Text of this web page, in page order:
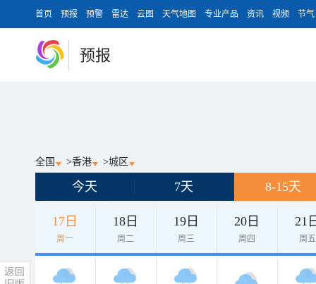
首页 预报 预警 雷达 云图 天气地图 专业产品 资讯 视频 节气
预报
全国 >香港 >城区
今天 7天 8-15天
17日
周一
18日
周二
19日
周三
20日
周四
21
周五